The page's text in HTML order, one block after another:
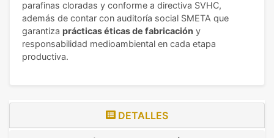
parafinas cloradas y conforme a directiva SVHC,
además de contar con auditoría social SMETA que
garantiza prácticas éticas de fabricación y
responsabilidad medioambiental en cada etapa
productiva.
DETALLES